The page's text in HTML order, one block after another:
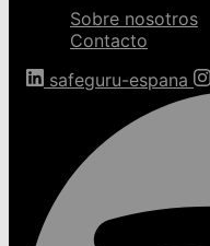
Sobre nosotros
Contacto
safeguru-espana